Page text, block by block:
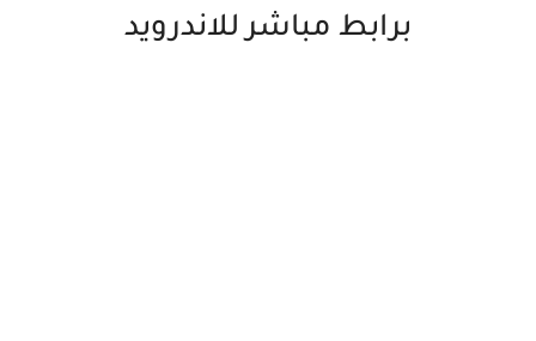
برابط مباشر للاندرويد